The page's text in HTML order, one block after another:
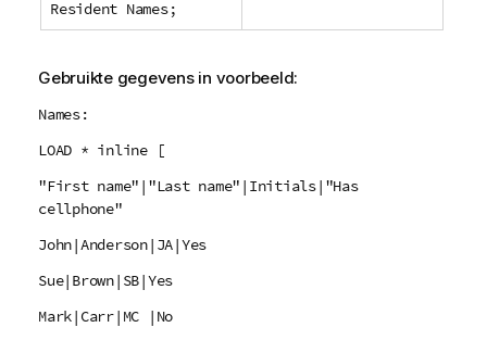
Resident Names;
Gebruikte gegevens in voorbeeld:
Names:
LOAD * inline [
"First name"|"Last name"|Initials|"Has
cellphone"
John|Anderson|JA|Yes
Sue|Brown|SB|Yes
Mark|Carr|MC |No